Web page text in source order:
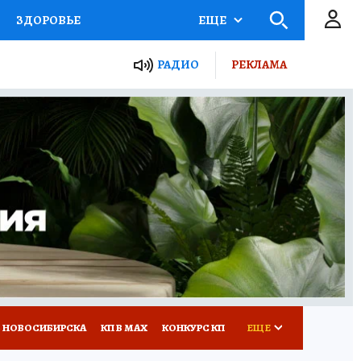
ЗДОРОВЬЕ
Я ЗНАЮ СЕМЬЯ
СЕРИАЛЫ
ВСЕ О КП РАДИО КП
ЕЩЕ
РАДИО РЕКЛАМА
КП В МАХ КОНКУРС КП ЕЩЕ